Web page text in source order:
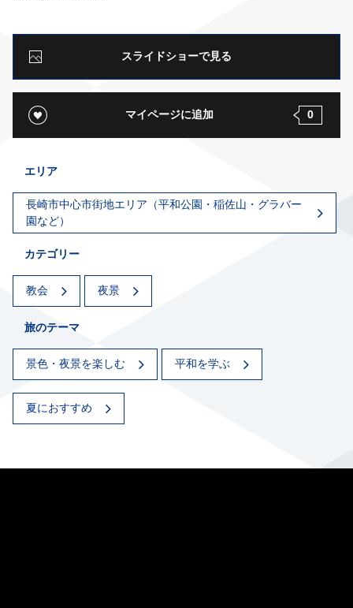
スライドショーで見る
マイページに追加 0
エリア
長崎市中心市街地エリア（平和公園・稲佐山・グラバー
園など）
カテゴリー
教会 夜景
旅のテーマ
景色・夜景を楽しむ 平和を学ぶ
夏におすすめ